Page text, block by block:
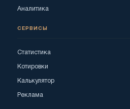
Аналитика
СЕРВИСЫ
Статистика
Котировки
Калькулятор
Реклама